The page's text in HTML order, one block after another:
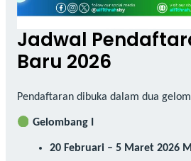
Jadwal
Baru 2026
Pendaftaran dibuka dalam dua
Gelombang I
20 Februari – 5 Maret 2026 M